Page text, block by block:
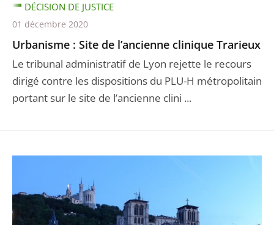
Urbanisme : Site de l’ancienne clinique Trarieux
Le tribunal administratif de Lyon rejette le recours
dirigé contre les dispositions du PLU-H métropolitain
portant sur le site de l’ancienne clini ...
DÉCISION DE JUSTICE
01 décembre 2020